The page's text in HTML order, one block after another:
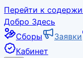
Перейти к
Добро Здесь
Сборы
Заявки
Кабинет